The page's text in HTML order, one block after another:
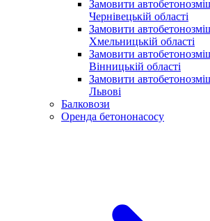
Замовити
Чернівецькій області
Замовити
Хмельницькій області
Замовити
Вінницькій області
Замовити
Львові
Балковози
Оренда бетононасосу